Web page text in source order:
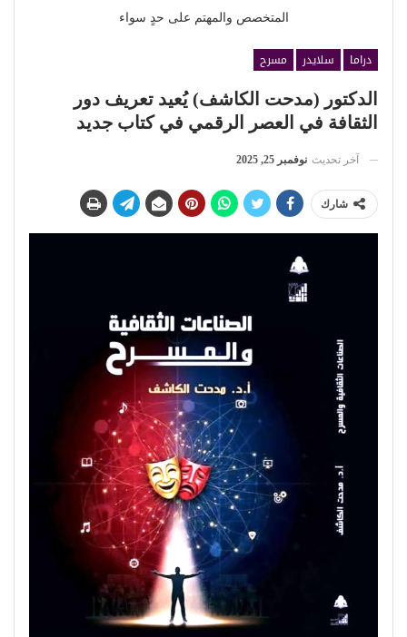
المتخصص والمهتم على حدٍ سواء
دراما سلايدر
مسرح
الدكتور (مدحت الكاشف) يُعيد تعريف دور
الثقافة في العصر الرقمي في كتاب جديد
آخر تحديث نوفمبر 25, 2025
شارك